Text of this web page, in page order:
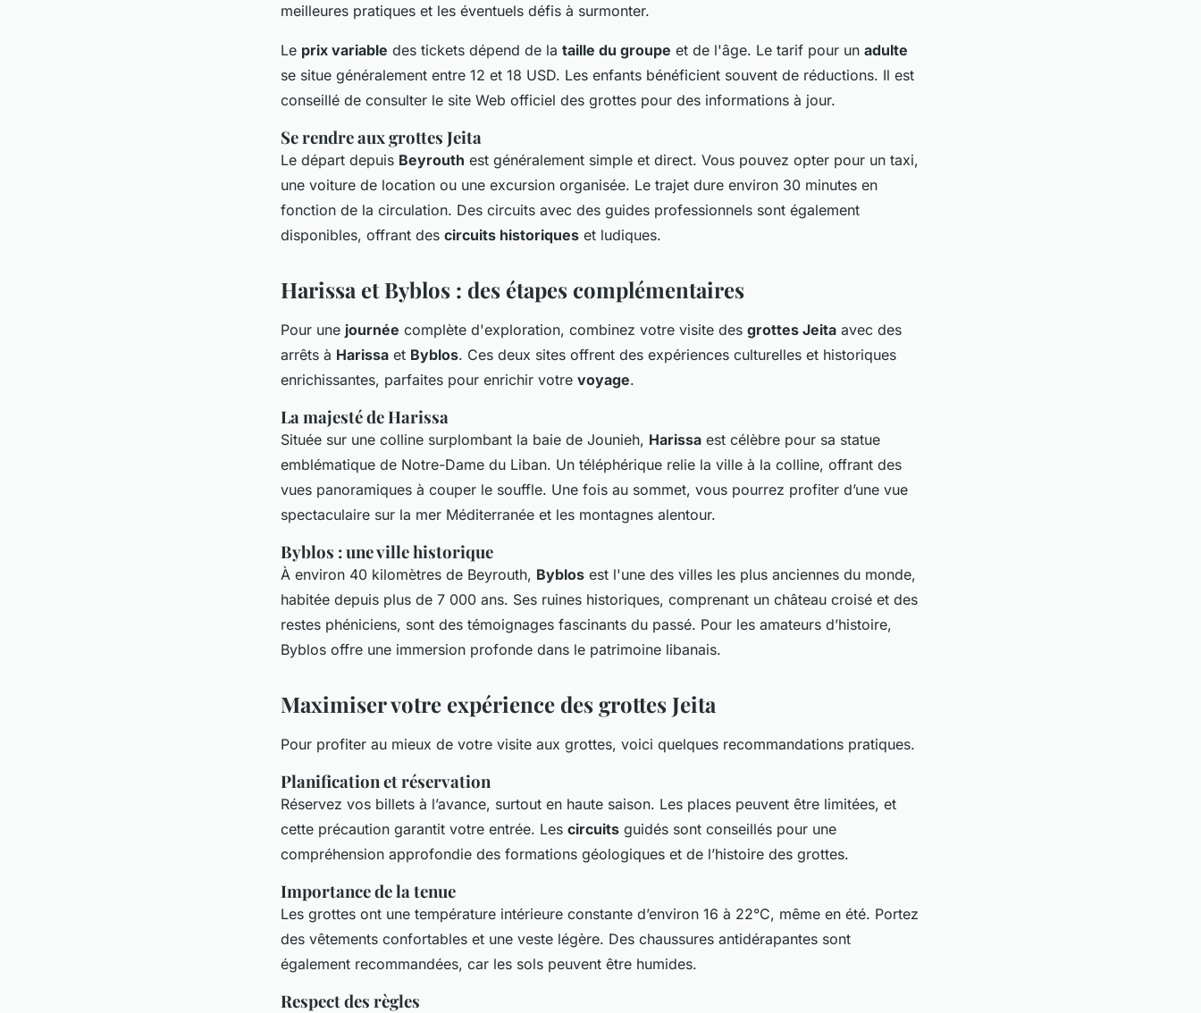
meilleures pratiques et les éventuels défis à surmonter.
Le prix variable des tickets dépend de la taille du groupe et de l'âge. Le tarif pour un adulte
se situe généralement entre 12 et 18 USD. Les enfants bénéficient souvent de réductions. Il est
conseillé de consulter le site Web officiel des grottes pour des informations à jour.
Se rendre aux grottes Jeita
Le départ depuis Beyrouth est généralement simple et direct. Vous pouvez opter pour un taxi,
une voiture de location ou une excursion organisée. Le trajet dure environ 30 minutes en
fonction de la circulation. Des circuits avec des guides professionnels sont également
disponibles, offrant des circuits historiques et ludiques.
Harissa et Byblos : des étapes complémentaires
Pour une journée complète d'exploration, combinez votre visite des grottes Jeita avec des
arrêts à Harissa et Byblos. Ces deux sites offrent des expériences culturelles et historiques
enrichissantes, parfaites pour enrichir votre voyage.
La majesté de Harissa
Située sur une colline surplombant la baie de Jounieh, Harissa est célèbre pour sa statue
emblématique de Notre-Dame du Liban. Un téléphérique relie la ville à la colline, offrant des
vues panoramiques à couper le souffle. Une fois au sommet, vous pourrez profiter d’une vue
spectaculaire sur la mer Méditerranée et les montagnes alentour.
Byblos : une ville historique
À environ 40 kilomètres de Beyrouth, Byblos est l'une des villes les plus anciennes du monde,
habitée depuis plus de 7 000 ans. Ses ruines historiques, comprenant un château croisé et des
restes phéniciens, sont des témoignages fascinants du passé. Pour les amateurs d’histoire,
Byblos offre une immersion profonde dans le patrimoine libanais.
Maximiser votre expérience des grottes Jeita
Pour profiter au mieux de votre visite aux grottes, voici quelques recommandations pratiques.
Planification et réservation
Réservez vos billets à l’avance, surtout en haute saison. Les places peuvent être limitées, et
cette précaution garantit votre entrée. Les circuits guidés sont conseillés pour une
compréhension approfondie des formations géologiques et de l’histoire des grottes.
Importance de la tenue
Les grottes ont une température intérieure constante d’environ 16 à 22°C, même en été. Portez
des vêtements confortables et une veste légère. Des chaussures antidérapantes sont
également recommandées, car les sols peuvent être humides.
Respect des règles